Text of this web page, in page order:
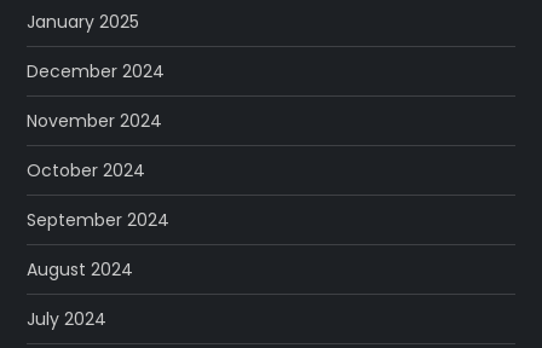
January 2025
December 2024
November 2024
October 2024
September 2024
August 2024
July 2024